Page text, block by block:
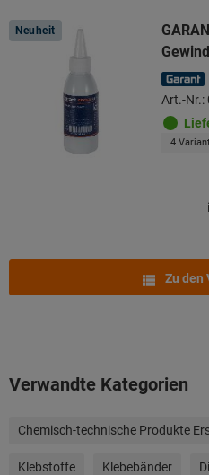
Neuheit
Art.-Nr.:
4
Zu den
Verwandte Kategorien
Chemisch-technische Produkte
Klebstoffe Klebebänder